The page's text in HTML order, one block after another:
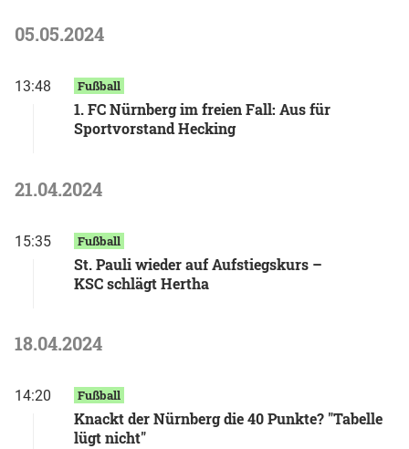
05.05.2024
13:48 Fußball
1. FC Nürnberg im freien Fall: Aus für
Sportvorstand Hecking
21.04.2024
15:35 Fußball
St. Pauli wieder auf Aufstiegskurs –
KSC schlägt Hertha
18.04.2024
14:20 Fußball
Knackt der Nürnberg die 40 Punkte? "Tabelle
lügt nicht"